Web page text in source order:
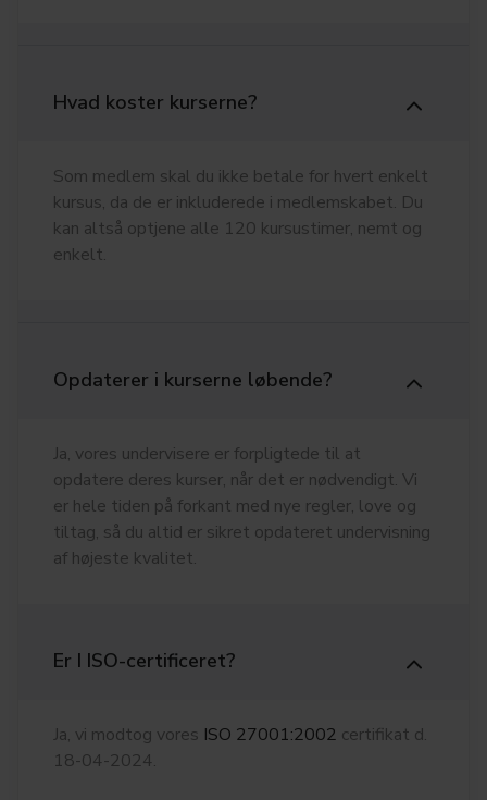
Hvad koster kurserne?
Som medlem skal du ikke betale for hvert enkelt
kursus, da de er inkluderede i medlemskabet. Du
kan altså optjene alle 120 kursustimer, nemt og
enkelt.
Opdaterer i kurserne løbende?
Ja, vores undervisere er forpligtede til at
opdatere deres kurser, når det er nødvendigt. Vi
er hele tiden på forkant med nye regler, love og
tiltag, så du altid er sikret opdateret undervisning
af højeste kvalitet.
Er I ISO-certificeret?
Ja, vi modtog vores ISO 27001:2002 certifikat d.
18-04-2024.